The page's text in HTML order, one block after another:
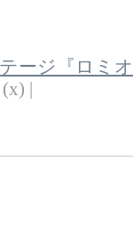
ージ『ロミ
|